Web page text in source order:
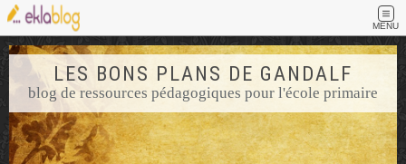
MENU
LES BONS PLANS DE GANDALF
blog de ressources pédagogiques pour l'école primaire